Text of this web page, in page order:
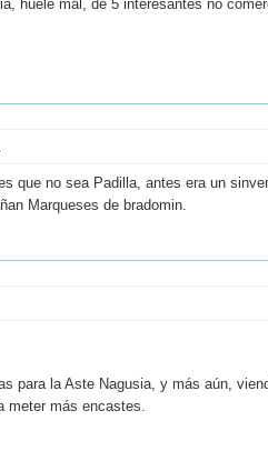
huele mal, de 5 interesantes no
que no sea Padilla, antes era un
Marqueses de bradomin.
para la Aste Nagusia, y más aún,
más encastes.